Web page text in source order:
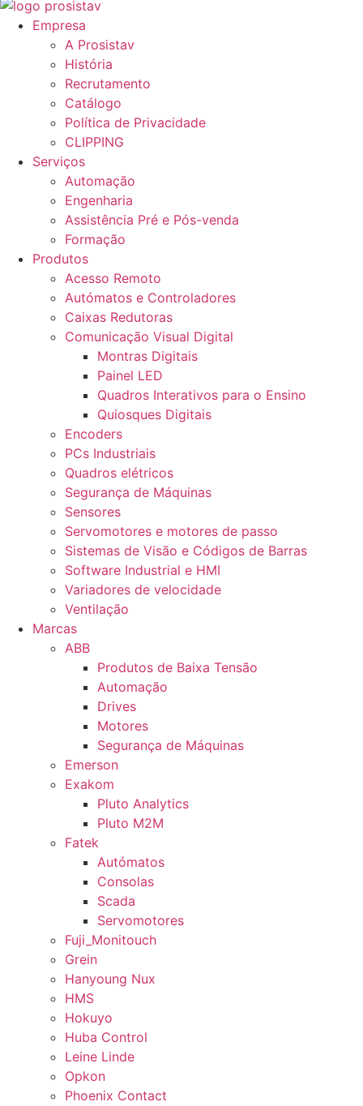
Empresa
A Prosistav
História
Recrutamento
Catálogo
Política de Privacidade
CLIPPING
Serviços
Automação
Engenharia
Assistência Pré e Pós-venda
Formação
Produtos
Acesso Remoto
Autómatos e Controladores
Caixas Redutoras
Comunicação Visual Digital
Montras Digitais
Painel LED
Quadros Interativos para o Ensino
Quiosques Digitais
Encoders
PCs Industriais
Quadros elétricos
Segurança de Máquinas
Sensores
Servomotores e motores de passo
Sistemas de Visão e Códigos de Barras
Software Industrial e HMI
Variadores de velocidade
Ventilação
Marcas
ABB
Produtos de Baixa Tensão
Automação
Drives
Motores
Segurança de Máquinas
Emerson
Exakom
Pluto Analytics
Pluto M2M
Fatek
Autómatos
Consolas
Scada
Servomotores
Fuji_Monitouch
Grein
Hanyoung Nux
HMS
Hokuyo
Huba Control
Leine Linde
Opkon
Phoenix Contact